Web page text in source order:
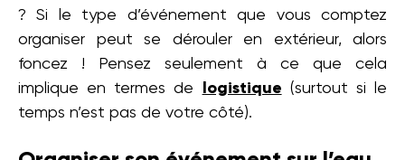
? Si le type d’événement que vous comptez
organiser peut se dérouler en extérieur, alors
foncez ! Pensez seulement à ce que cela
implique en termes de
logistique (surtout si le
temps n’est pas de votre côté).